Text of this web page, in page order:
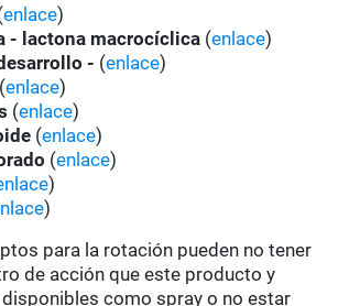
enlace)
- lactona macrocíclica (enlace)
- (enlace)
(enlace)
(enlace)
(enlace)
(enlace)
)
)
para la rotación pueden no tener
de acción que este producto y
como spray o no estar